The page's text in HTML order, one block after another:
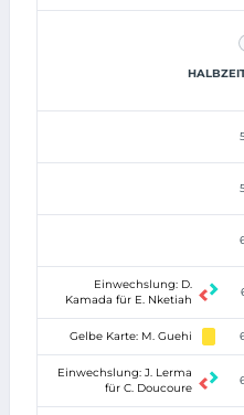
Einwechslung: D.
Kamada für E. Nketiah
Gelbe Karte: M. Guehi
Einwechslung: J. Lerma
für C. Doucoure